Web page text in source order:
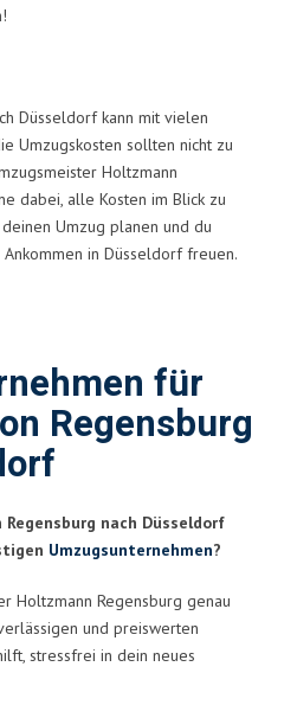
Düsseldorf kann mit vielen
Umzugskosten sollten nicht zu
Holtzmann
dabei, alle Kosten im Blick zu
Umzug planen und du
in Düsseldorf freuen.
für
Regensburg
nach Düsseldorf
Umzugsunternehmen?
Holtzmann Regensburg genau
und preiswerten
stressfrei in dein neues